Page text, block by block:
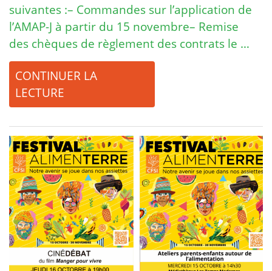
suivantes :– Commandes sur l’application de
l’AMAP-J à partir du 15 novembre– Remise
des chèques de règlement des contrats le …
CONTINUER LA
LECTURE